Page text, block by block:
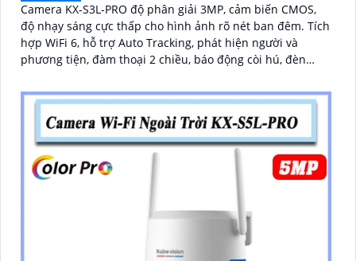
Camera KX-S3L-PRO độ phân giải 3MP, cảm biến CMOS,
độ nhạy sáng cực thấp cho hình ảnh rõ nét ban đêm. Tích
hợp WiFi 6, hỗ trợ Auto Tracking, phát hiện người và
phương tiện, đàm thoại 2 chiều, báo động còi hú, đèn